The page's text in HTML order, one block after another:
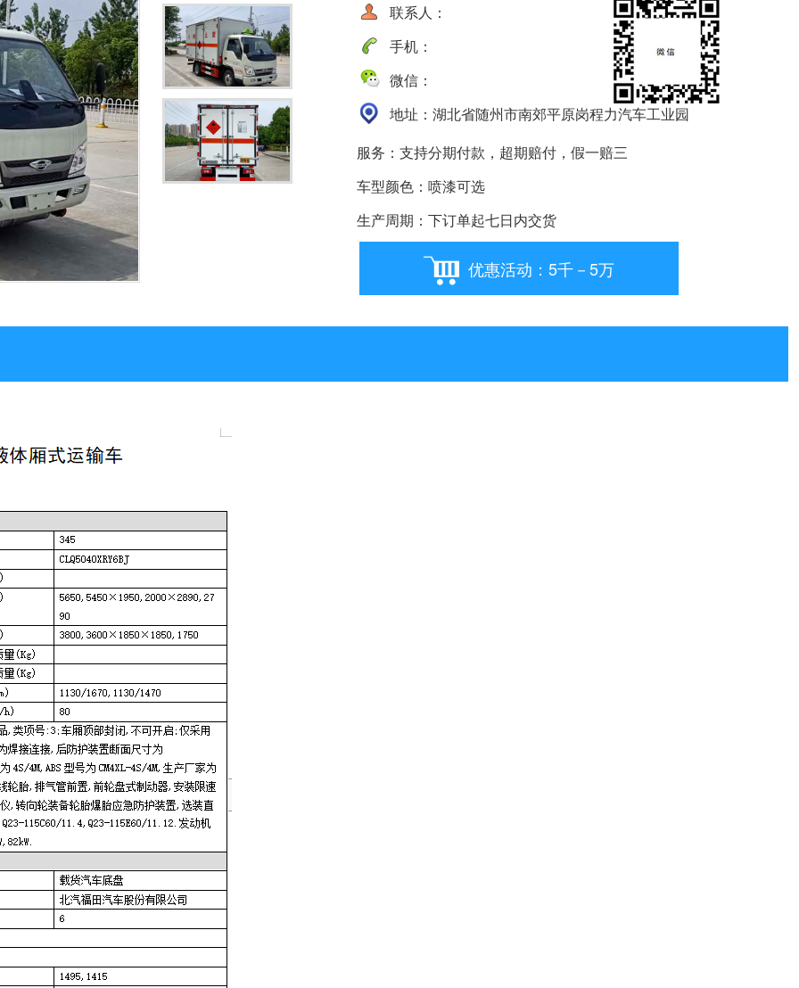
联系人：
手机：
微信：
要购车就扫我
地址：湖北省随州市南郊平原岗程力汽车工业园
服务：支持分期付款，超期赔付，假一赔三
车型颜色：喷漆可选
生产周期：下订单起七日内交货
优惠活动：5千－5万